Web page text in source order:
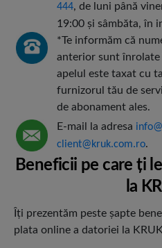
444, de luni până
19:00 şi sâmbăta, în
*Te informăm că
anterior sunt înrolate
apelul este taxat cu
furnizorul tău de
de abonament ales.
E-mail la adresa
client@kruk.com.ro.
Beneficii pe care ţi
la
Îţi prezentăm peste şapte
plata online a datoriei la